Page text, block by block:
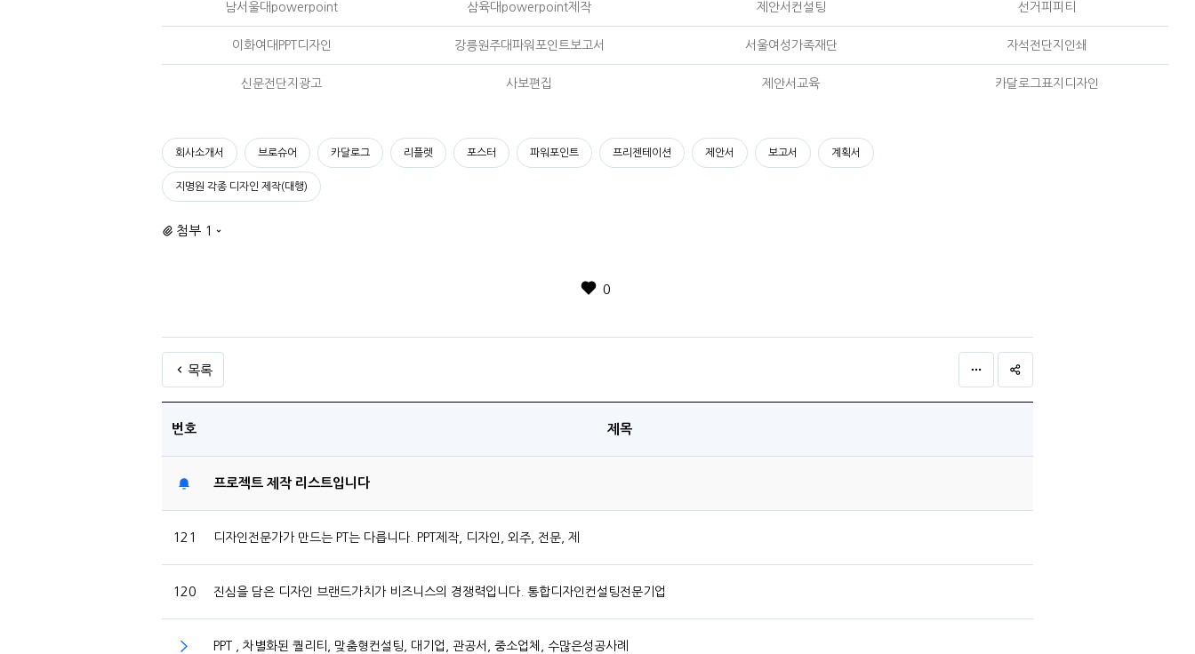
남서울대powerpoint 삼육대powerpoint제작 제안서컨설팅 선거피피티
이화여대PPT디자인 강릉원주대파워포인트보고서 서울여성가족재단 자석전단지인쇄
신문전단지광고 사보편집 제안서교육 카달로그표지디자인
회사소개서 브로슈어 카달로그 리플렛 포스터 파워포인트 프리젠테이션 제안서 보고서 계획서
지명원 각종 디자인 제작(대행)
첨부 1
0
목록
번호 제목
프로젝트 제작 리스트입니다
121 디자인전문가가 만드는 PT는 다릅니다. PPT제작, 디자인, 외주, 전문, 제
120 진심을 담은 디자인 브랜드가치가 비즈니스의 경쟁력입니다. 통합디자인컨설팅전문기업
PPT , 차별화된 퀄리티, 맞춤형컨설팅, 대기업, 관공서, 중소업체, 수많은성공사례